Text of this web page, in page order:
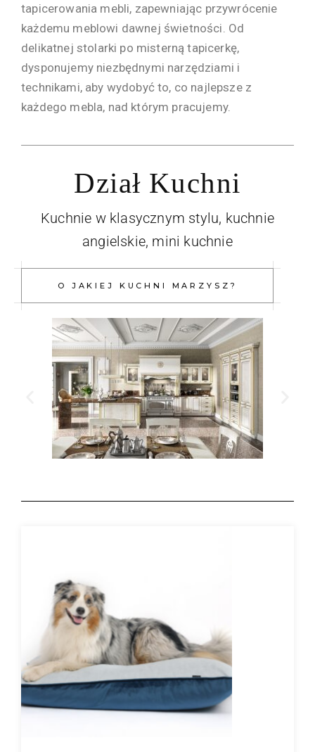
tapicerowania mebli, zapewniając przywrócenie
każdemu meblowi dawnej świetności. Od
delikatnej stolarki po misterną tapicerkę,
dysponujemy niezbędnymi narzędziami i
technikami, aby wydobyć to, co najlepsze z
każdego mebla, nad którym pracujemy.
Dział Kuchni
Kuchnie w klasycznym stylu, kuchnie
angielskie, mini kuchnie
O JAKIEJ KUCHNI MARZYSZ?